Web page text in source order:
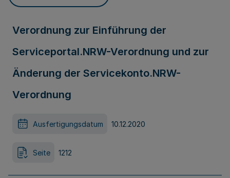
Verordnung zur Einführung der
Serviceportal.NRW-Verordnung und zur
Änderung der Servicekonto.NRW-
Verordnung
Ausfertigungsdatum 10.12.2020
Seite 1212